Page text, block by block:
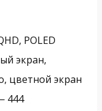
POLED
экран,
цветной экран
444